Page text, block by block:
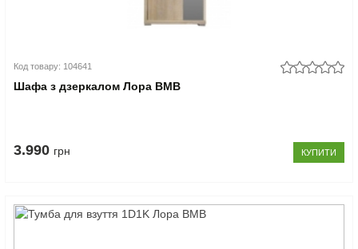
Код товару: 104641
Шафа з дзеркалом Лора ВМВ
3.990 грн КУПИТИ